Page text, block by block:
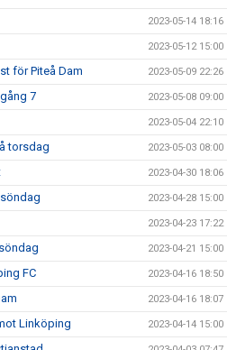
2023-05-14 18:16
2023-05-12 15:00
för Piteå Dam 2023-05-09 22:26
7 2023-05-08 09:00
2023-05-04 22:10
torsdag 2023-05-03 08:00
2023-04-30 18:06
2023-04-28 15:00
2023-04-23 17:22
2023-04-21 15:00
FC 2023-04-16 18:50
2023-04-16 18:07
Linköping 2023-04-14 15:00